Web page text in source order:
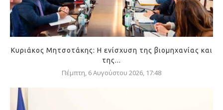
Κυριάκος Μητσοτάκης: Η ενίσχυση της βιομηχανίας και
της...
Πέμπτη, 6 Αυγούστου 2026, 17:48